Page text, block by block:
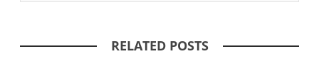
RELATED POSTS